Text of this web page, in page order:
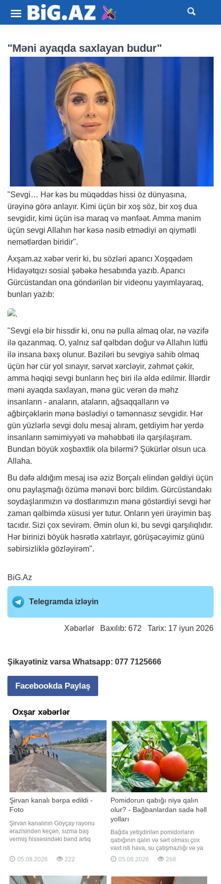
"Məni ayaqda saxlayan budur"
"Sevgi… Hər kəs bu müqəddəs hissi öz dünyasına,
ürəyinə görə anlayır. Kimi üçün bir xoş söz, bir xoş dua
sevgidir, kimi üçün isə maraq və mənfəət. Amma mənim
üçün sevgi Allahın hər kəsə nəsib etmədiyi ən qiymətli
nemətlərdən biridir".
Axşam.az xəbər verir ki, bu sözləri aparıcı Xoşqədəm
Hidayətqızı sosial şəbəkə hesabında yazıb. Aparıcı
Gürcüstandan ona göndərilən bir videonu yayımlayaraq,
bunları yazıb:
"Sevgi elə bir hissdir ki, onu nə pulla almaq olar, nə vəzifə
ilə qazanmaq. O, yalnız saf qəlbdən doğur və Allahın lütfü
ilə insana bəxş olunur. Bəziləri bu sevgiyə sahib olmaq
üçün hər cür yol sınayır, sərvət xərcləyir, zəhmət çəkir,
amma həqiqi sevgi bunların heç biri ilə əldə edilmir. İllərdir
məni ayaqda saxlayan, mənə güc verən də məhz
insanların - anaların, ataların, ağsaqqalların və
ağbirçəklərin mənə bəslədiyi o təmənnasız sevgidir. Hər
gün yüzlərlə sevgi dolu mesaj alıram, getdiyim hər yerdə
insanların səmimiyyəti və məhəbbəti ilə qarşılaşıram.
Bundan böyük xoşbəxtlik ola bilərmi? Şükürlər olsun uca
Allaha.
Bu dəfə aldığım mesaj isə əziz Borçalı elindən gəldiyi üçün
onu paylaşmağı özümə mənəvi borc bildim. Gürcüstandakı
soydaşlarımızın və dostlarımızın mənə göstərdiyi sevgi hər
zaman qəlbimdə xüsusi yer tutur. Onların yeri ürəyimin baş
tacıdır. Sizi çox sevirəm. Əmin olun ki, bu sevgi qarşılıqlıdır.
Hər birinizi böyük həsrətlə xatırlayır, görüşəcəyimiz günü
səbirsizliklə gözləyirəm".
BiG.Az
Telegramda izləyin
Xəbərlər Baxılıb: 672 Tarix: 17 iyun 2026
Şikayətiniz varsa Whatsapp: 077 7125666
Facebookda Paylaş
Oxşar xəbərlər
Şirvan kanalı bərpa edildi -
Foto
Şirvan kanalının Göyçay rayonu
ərazisindən keçən, sızma baş
vermiş hissəsindəki bənd artıq
işləri tam yekunlaşdırılıb.
"Qafqazinfo" xəbər verir ki, Yevlax,
rayonlarında suyun verilişi bərpa
05.08.2026 222
Pomidorun qabığı niyə qalın
olur? - Bağbanlardan sadə həll
yolları
Bağda yetişdirilən pomidorların
qabığının qalın və sərt olması çox
vaxt isti hava, su çatışmazlığı və ya
sort xüsusiyyətləri ilə bağlı olur. -ın
xarici mediaya istinadən xəbərinə
düzgün qulluq etməklə bu
05.08.2026 268